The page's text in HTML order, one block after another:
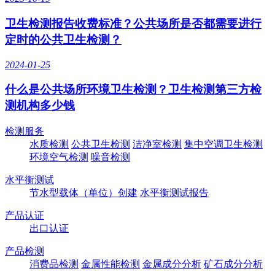
卫生检测报告收费标准？公共场所是否都需要进行
定时的公共卫生检测？
2024-01-25
什么是公共场所环境卫生检测？卫生检测第三方检
测机构多少钱
检测服务
水质检测 公共卫生检测 洁净室检测 集中空调卫生检测
环境空气检测 噪音检测
水平衡测试
节水型载体（单位）创建 水平衡测试报告
产品认证
出口认证
产品检测
消费品检测 金属性能检测 金属成分分析 矿石成分分析